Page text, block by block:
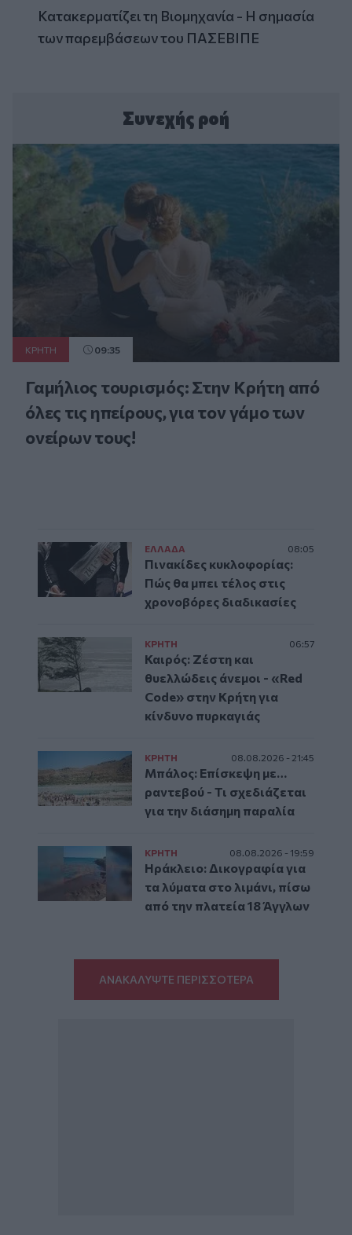
Κατακερματίζει τη Βιομηχανία - Η σημασία
των παρεμβάσεων του ΠΑΣΕΒΙΠΕ
Συνεχής ροή
ΚΡΗΤΗ 09:35
Γαμήλιος τουρισμός: Στην Κρήτη από
όλες τις ηπείρους, για τον γάμο των
ονείρων τους!
ΕΛΛAΔΑ 08:05
Πινακίδες κυκλοφορίας:
Πώς θα μπει τέλος στις
χρονοβόρες διαδικασίες
ΚΡΗΤΗ 06:57
Καιρός: Ζέστη και
θυελλώδεις άνεμοι - «Red
Code» στην Κρήτη για
κίνδυνο πυρκαγιάς
ΚΡΗΤΗ 08.08.2026 - 21:45
Μπάλος: Επίσκεψη με…
ραντεβού - Τι σχεδιάζεται
για την διάσημη παραλία
ΚΡΗΤΗ 08.08.2026 - 19:59
Ηράκλειο: Δικογραφία για
τα λύματα στο λιμάνι, πίσω
από την πλατεία 18 Άγγλων
ΑΝΑΚΑΛΥΨΤΕ ΠΕΡΙΣΣΟΤΕΡΑ